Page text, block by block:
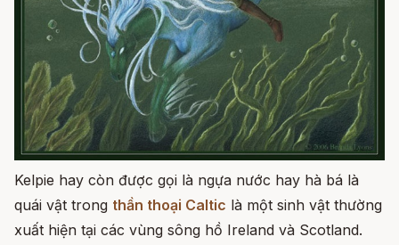
Kelpie hay còn được gọi là ngựa nước hay hà bá là
quái vật trong thần thoại Caltic là một sinh vật thường
xuất hiện tại các vùng sông hồ Ireland và Scotland.